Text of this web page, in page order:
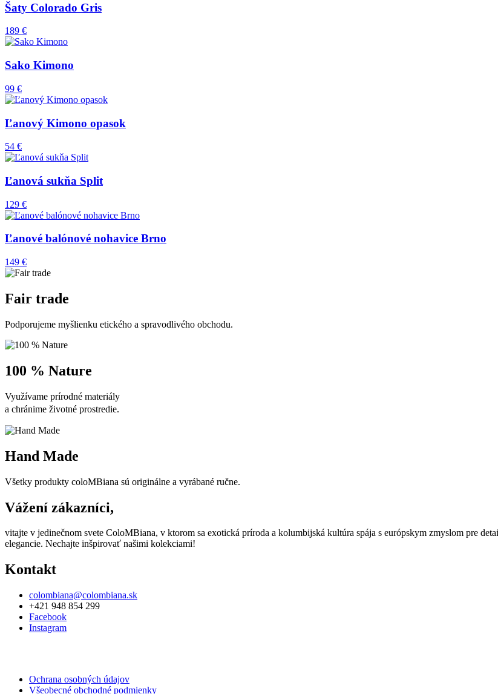
Šaty Colorado Gris
189 €
Sako Kimono
99 €
Ľanový Kimono opasok
54 €
Ľanová sukňa Split
129 €
Ľanové balónové nohavice Brno
149 €
Fair trade
Podporujeme myšlienku etického a spravodlivého obchodu.
100 % Nature
Využívame prírodné materiály
a chránime životné prostredie.
Hand Made
Všetky produkty coloMBiana sú originálne a vyrábané ručne.
Vážení zákazníci,
vitajte v jedinečnom svete ColoMBiana, v ktorom sa exotická príroda a kolumbijská kultúra spája s európskym zmyslom pre
elegancie. Nechajte inšpirovať našimi kolekciami!
Kontakt
colombiana@colombiana.sk
+421 948 854 299
Facebook
Instagram
Ochrana osobných údajov
Všeobecné obchodné podmienky